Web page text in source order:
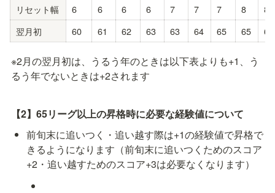
リセット幅 6 6 6 6 7 7 7 8
8
翌月初
60 61 62 63 63 64 65 65 66
※2月の翌月初は、うるう年のときは以下表よりも+1、う
るう年でないときは+2されます
【2】65リーグ以上の昇格時に必要な経験値について
前旬末に追いつく・追い越す際は+1の経験値で昇格で
きるようになります（前旬末に追いつくためのスコア
+2・追い越すためのスコア+3は必要なくなります）